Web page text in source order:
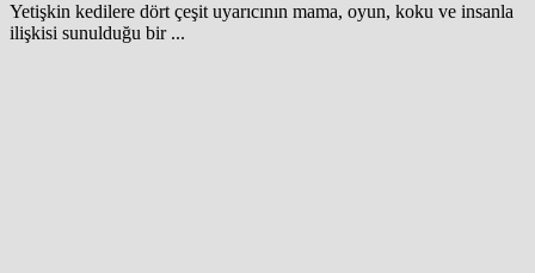
Yetişkin kedilere dört çeşit uyarıcının mama, oyun, koku ve insanla
ilişkisi sunulduğu bir ...